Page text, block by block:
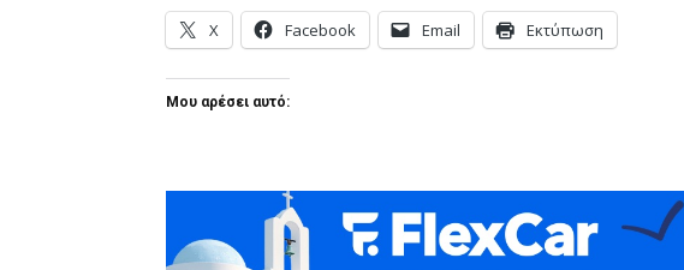
X Facebook Email Εκτύπωση
Μου αρέσει αυτό: